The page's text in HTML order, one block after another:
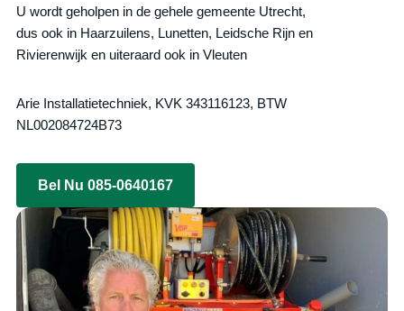
U wordt geholpen in de gehele gemeente Utrecht,
dus ook in Haarzuilens, Lunetten, Leidsche Rijn en
Rivierenwijk en uiteraard ook in Vleuten
Arie Installatietechniek, KVK 343116123, BTW
NL002084724B73
Bel Nu 085-0640167